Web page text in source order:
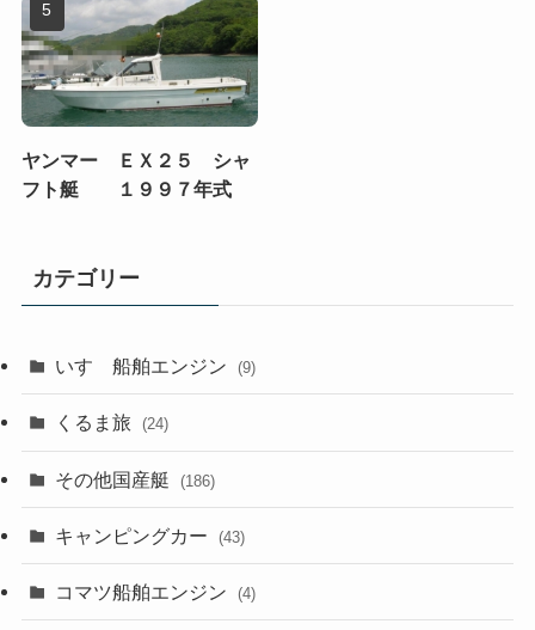
ヤンマー ＥＸ２５ シャ
フト艇 １９９７年式
カテゴリー
いすゞ船舶エンジン (9)
くるま旅 (24)
その他国産艇 (186)
キャンピングカー (43)
コマツ船舶エンジン (4)